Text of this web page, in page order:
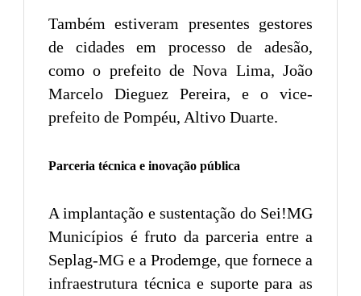
Também estiveram presentes gestores
de cidades em processo de adesão,
como o prefeito de Nova Lima, João
Marcelo Dieguez Pereira, e o vice-
prefeito de Pompéu, Altivo Duarte.
Parceria técnica e inovação pública
A implantação e sustentação do Sei!MG
Municípios é fruto da parceria entre a
Seplag-MG e a Prodemge, que fornece a
infraestrutura técnica e suporte para as